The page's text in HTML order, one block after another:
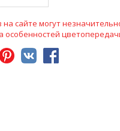
сайте могут
особенностей